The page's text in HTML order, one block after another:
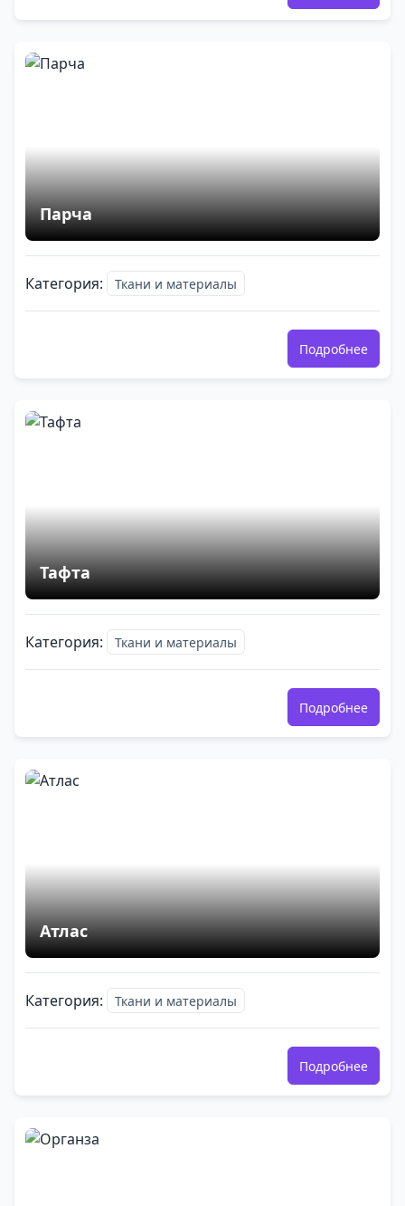
Парча
Категория: Ткани и материалы
Подробнее
Тафта
Категория: Ткани и материалы
Подробнее
Атлас
Категория: Ткани и материалы
Подробнее